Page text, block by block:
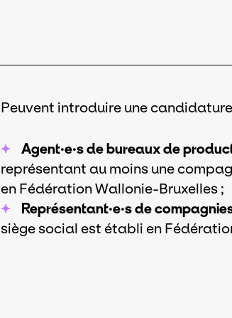
Peuvent introduire une
Agent·e·s de bureaux de
représentant au moins une
en Fédération Wallonie-Bruxelles ;
Représentant·e·s de
siège social est établi en